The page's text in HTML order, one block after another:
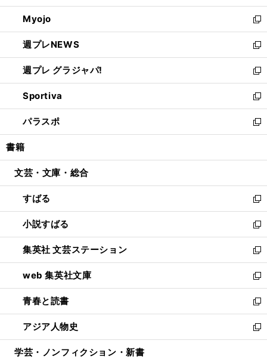
開
く
ウ
で
開
く
ン
ド
ウ
で
開
く
ウ
ィ
ン
ド
ウ
で
開
く
Myojo
新
し
い
ウ
ィ
ン
ド
ウ
で
開
週プレNEWS
新
し
い
ウ
ィ
ン
ド
ウ
開
週プレ グラジャパ!
新
し
い
ウ
ィ
ン
ウ
開
く
Sportiva
新
し
い
ウ
ン
ウ
で
開
く
パラスポ
新
し
ウ
ン
ド
ウ
で
開
く
書籍
文芸・文庫・総合
すばる
新
し
い
ウ
ィ
ン
ド
ウ
で
開
く
小説すばる
新
し
い
ウ
ィ
ン
ド
ウ
で
開
集英社 文芸ステーション
新
し
い
ウ
ィ
ン
ド
ウ
web 集英社文庫
新
し
い
ウ
ィ
ン
青春と読書
新
し
い
ウ
アジア人物史
新
し
学芸・ノンフィクション・新書